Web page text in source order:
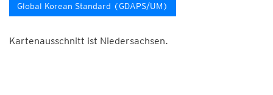
Global Korean Standard (GDAPS/UM)
Kartenausschnitt ist Niedersachsen.